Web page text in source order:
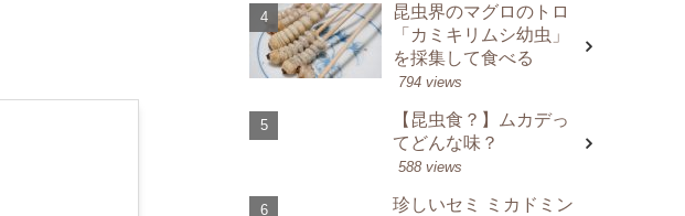
昆虫界のマグロのトロ
「カミキリムシ幼虫」
を採集して食べる
794 views
【昆虫食？】ムカデっ
てどんな味？
588 views
珍しいセミ ミカドミン